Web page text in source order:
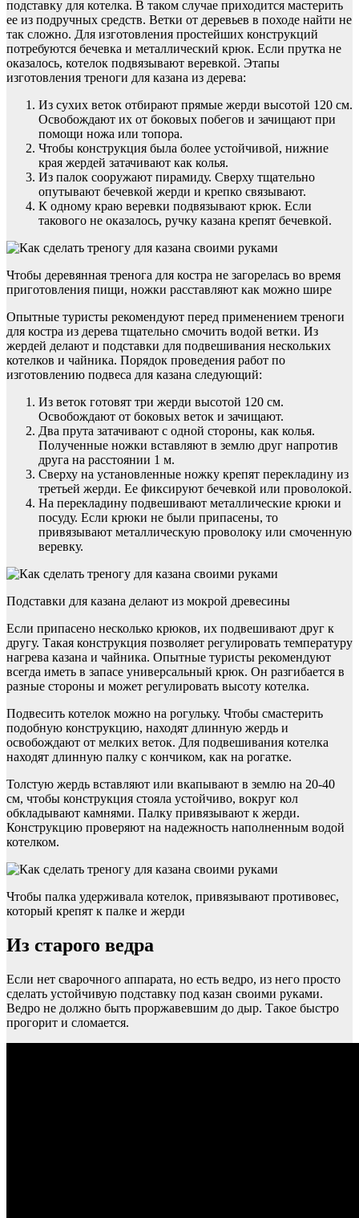
подставку для котелка. В таком случае приходится мастерить
ее из подручных средств. Ветки от деревьев в походе найти не
так сложно. Для изготовления простейших конструкций
потребуются бечевка и металлический крюк. Если прутка не
оказалось, котелок подвязывают веревкой. Этапы
изготовления треноги для казана из дерева:
Из сухих веток отбирают прямые жерди высотой 120 см.
Освобождают их от боковых побегов и зачищают при
помощи ножа или топора.
Чтобы конструкция была более устойчивой, нижние
края жердей затачивают как колья.
Из палок сооружают пирамиду. Сверху тщательно
опутывают бечевкой жерди и крепко связывают.
К одному краю веревки подвязывают крюк. Если
такового не оказалось, ручку казана крепят бечевкой.
Чтобы деревянная тренога для костра не загорелась во время
приготовления пищи, ножки расставляют как можно шире
Опытные туристы рекомендуют перед применением треноги
для костра из дерева тщательно смочить водой ветки. Из
жердей делают и подставки для подвешивания нескольких
котелков и чайника. Порядок проведения работ по
изготовлению подвеса для казана следующий:
Из веток готовят три жерди высотой 120 см.
Освобождают от боковых веток и зачищают.
Два прута затачивают с одной стороны, как колья.
Полученные ножки вставляют в землю друг напротив
друга на расстоянии 1 м.
Сверху на установленные ножку крепят перекладину из
третьей жерди. Ее фиксируют бечевкой или проволокой.
На перекладину подвешивают металлические крюки и
посуду. Если крюки не были припасены, то
привязывают металлическую проволоку или смоченную
веревку.
Подставки для казана делают из мокрой древесины
Если припасено несколько крюков, их подвешивают друг к
другу. Такая конструкция позволяет регулировать температуру
нагрева казана и чайника. Опытные туристы рекомендуют
всегда иметь в запасе универсальный крюк. Он разгибается в
разные стороны и может регулировать высоту котелка.
Подвесить котелок можно на рогульку. Чтобы смастерить
подобную конструкцию, находят длинную жердь и
освобождают от мелких веток. Для подвешивания котелка
находят длинную палку с кончиком, как на рогатке.
Толстую жердь вставляют или вкапывают в землю на 20-40
см, чтобы конструкция стояла устойчиво, вокруг кол
обкладывают камнями. Палку привязывают к жерди.
Конструкцию проверяют на надежность наполненным водой
котелком.
Чтобы палка удерживала котелок, привязывают противовес,
который крепят к палке и жерди
Из старого ведра
Если нет сварочного аппарата, но есть ведро, из него просто
сделать устойчивую подставку под казан своими руками.
Ведро не должно быть проржавевшим до дыр. Такое быстро
прогорит и сломается.